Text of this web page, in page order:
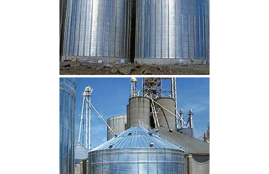
CLIQUEZ POUR AGRANDIR